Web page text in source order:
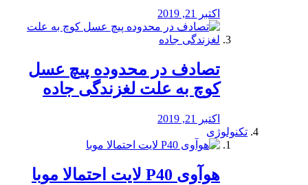
اکتبر 21, 2019
تصادف در محدوده پیچ عسل
کوچ به علت لغزندگی جاده
اکتبر 21, 2019
تکنولوژی
هوآوی P40 لایت احتمالا موبا